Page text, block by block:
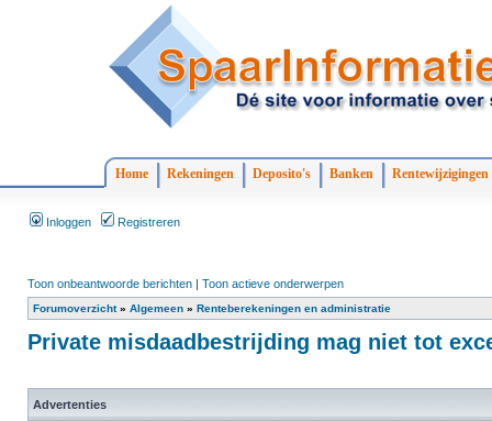
Home Rekeningen Deposito's Banken Rentewijzigingen
Inloggen Registreren
Toon onbeantwoorde berichten | Toon actieve onderwerpen
Forumoverzicht» Algemeen » Renteberekeningen en administratie
Private misdaadbestrijding mag niet tot
Advertenties